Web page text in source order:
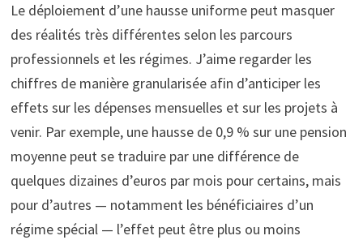
Le déploiement d’une hausse uniforme peut masquer
des réalités très différentes selon les parcours
professionnels et les régimes. J’aime regarder les
chiffres de manière granularisée afin d’anticiper les
effets sur les dépenses mensuelles et sur les projets à
venir. Par exemple, une hausse de 0,9 % sur une pension
moyenne peut se traduire par une différence de
quelques dizaines d’euros par mois pour certains, mais
pour d’autres — notamment les bénéficiaires d’un
régime spécial — l’effet peut être plus ou moins